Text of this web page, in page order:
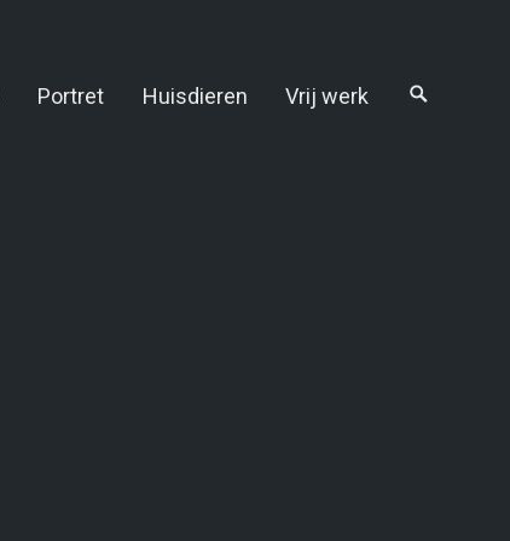
Portret Huisdieren Vrij werk